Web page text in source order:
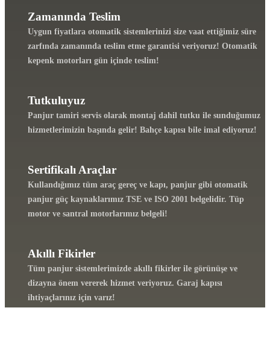
Zamanında Teslim
Uygun fiyatlara otomatik sistemlerinizi size vaat ettiğimiz süre
zarfında zamanında teslim etme garantisi veriyoruz! Otomatik
kepenk motorları gün içinde teslim!
Tutkuluyuz
Panjur tamiri servis olarak montaj dahil tutku ile sunduğumuz
hizmetlerimizin başında gelir! Bahçe kapısı bile imal ediyoruz!
Sertifikalı Araçlar
Kullandığımız tüm araç gereç ve kapı, panjur gibi otomatik
panjur güç kaynaklarımız TSE ve ISO 2001 belgelidir. Tüp
motor ve santral motorlarımız belgeli!
Akıllı Fikirler
Tüm panjur sistemlerimizde akıllı fikirler ile görünüşe ve
dizayna önem vererek hizmet veriyoruz. Garaj kapısı
ihtiyaçlarınız için varız!